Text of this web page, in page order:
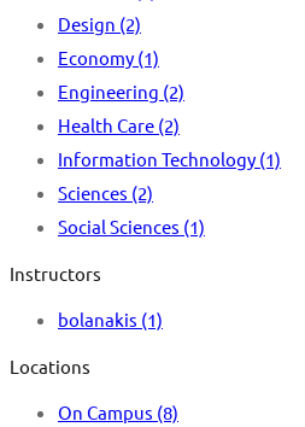
Design (2)
Economy (1)
Engineering (2)
Health Care (2)
Information Technology (1)
Sciences (2)
Social Sciences (1)
Instructors
bolanakis (1)
Locations
On Campus (8)